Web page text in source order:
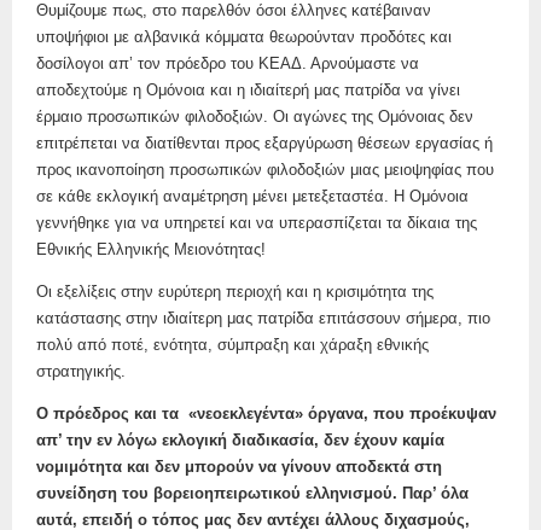
Θυμίζουμε πως, στο παρελθόν όσοι έλληνες κατέβαιναν
υποψήφιοι με αλβανικά κόμματα θεωρούνταν προδότες και
δοσίλογοι απ’ τον πρόεδρο του ΚΕΑΔ. Αρνούμαστε να
αποδεχτούμε η Ομόνοια και η ιδιαίτερή μας πατρίδα να γίνει
έρμαιο προσωπικών φιλοδοξιών. Οι αγώνες της Ομόνοιας δεν
επιτρέπεται να διατίθενται προς εξαργύρωση θέσεων εργασίας ή
προς ικανοποίηση προσωπικών φιλοδοξιών μιας μειοψηφίας που
σε κάθε εκλογική αναμέτρηση μένει μετεξεταστέα. Η Ομόνοια
γεννήθηκε για να υπηρετεί και να υπερασπίζεται τα δίκαια της
Εθνικής Ελληνικής Μειονότητας!
Οι εξελίξεις στην ευρύτερη περιοχή και η κρισιμότητα της
κατάστασης στην ιδιαίτερη μας πατρίδα επιτάσσουν σήμερα, πιο
πολύ από ποτέ, ενότητα, σύμπραξη και χάραξη εθνικής
στρατηγικής.
Ο πρόεδρος και τα «νεοεκλεγέντα» όργανα, που προέκυψαν
απ’ την εν λόγω εκλογική διαδικασία, δεν έχουν καμία
νομιμότητα και δεν μπορούν να γίνουν αποδεκτά στη
συνείδηση του βορειοηπειρωτικού ελληνισμού. Παρ’ όλα
αυτά, επειδή ο τόπος μας δεν αντέχει άλλους διχασμούς,